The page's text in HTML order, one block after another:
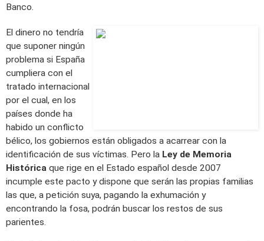
Banco.
El dinero no tendría
que suponer ningún
problema si España
cumpliera con el
tratado internacional
por el cual, en los
países donde ha
habido un conflicto
bélico, los gobiernos están obligados a acarrear con la
identificación de sus víctimas. Pero la Ley de Memoria
Histórica que rige en el Estado español desde 2007
incumple este pacto y dispone que serán las propias familias
las que, a petición suya, pagando la exhumación y
encontrando la fosa, podrán buscar los restos de sus
parientes.